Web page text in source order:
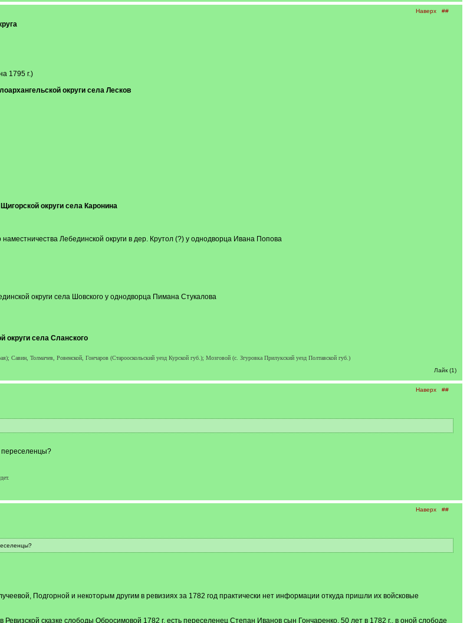
Наверх ##
1795 г.)
округи села Лесков
округи села Каронина
Лебединской округи в дер. Крутол (?) у однодворца Ивана Попова
округи села Шовского у однодворца Пимана Стукалова
округи села Сланского
Савин, Толмачев, Ровенской, Гончаров (Старооскольский уезд Курской губ.); Мозговой (с. Згуровка Прилукский уезд Полтавской губ.)
Лайк (1)
Наверх ##
переселенцы?
Наверх ##
Подгорной и некоторым другим в ревизиях за 1782 год практически нет информации откуда пришли их войсковые
сказке слободы Обросимовой 1782 г. есть переселенец Степан Иванов сын Гончаренко, 50 лет в 1782 г., в оной слободе